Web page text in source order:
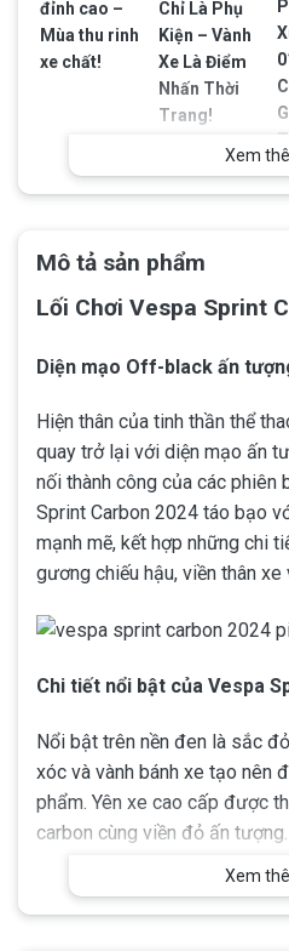
đỉnh cao –
Mùa thu rinh
xe chất!
Chỉ Là Phụ
Kiện – Vành
Xe Là Điểm
Nhấn Thời
Trang!
Xem
Mô tả sản phẩm
Lối Chơi Vespa Sprint
Diện mạo Off-black ấn
Hiện thân của tinh thần thể
quay trở lại với diện mạo ấn
nối thành công của các phiên
Sprint Carbon 2024 táo bạo
mạnh mẽ, kết hợp những chi
gương chiếu hậu, viền thân
Chi tiết nổi bật của Vespa
Nổi bật trên nền đen là sắc
xóc và vành bánh xe tạo nên
phẩm. Yên xe cao cấp được
carbon cùng viền đỏ ấn tượng.
Xem